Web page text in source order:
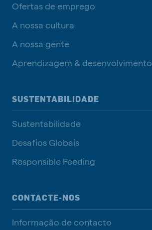
Ofertas de emprego
A nossa cultura
A nossa gente
Aprendizagem & desenvolvimento
SUSTENTABILIDADE
Sustentabilidade
Desafios Globais
Responsible Feeding
CONTACTE-NOS
Informação de contacto